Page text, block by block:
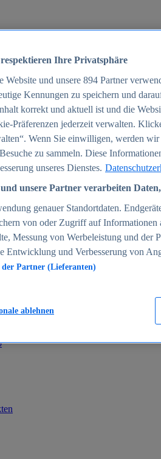
2025
2025
Deutschland 2025
2024
in Deutschland 2005-2025
Ihre Privatsphäre
Website und unsere 894 Partner
Kennungen zu speichern und
korrekt und aktuell ist und die
Präferenzen jederzeit verwalten.
Wenn Sie einwilligen, werden
zu sammeln. Diese
unseres Dienstes.
unsere Partner verarbeiten
genauer Standortdaten.
von oder Zugriff auf Informationen
Messung von Werbeleistung und der
Entwicklung und Verbesserung von
der Partner (Lieferanten)
ablehnen